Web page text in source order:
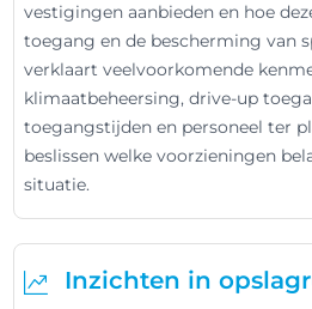
vestigingen aanbieden en hoe
toegang en de bescherming van
verklaart veelvoorkomende
klimaatbeheersing, drive-up
toegangstijden en personeel ter
beslissen welke voorzieningen
situatie.
Inzichten in